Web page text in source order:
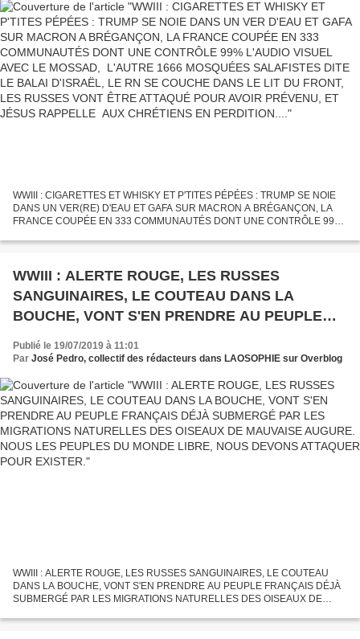
SALAFISTES DITE LE BALAI D'ISRAËL, LE RN
SE COUCHE DANS LE LIT DU FRONT, LES
RUSSES VONT ÊTRE ATTAQUÉ POUR AVOIR
PRÉVENU, ET JÉSUS RAPPELLE AUX
CHRÉTIENS EN PERDITION....
WWIII : CIGARETTES ET WHISKY ET P'TITES PÉPÉES : TRUMP SE NOIE
DANS UN VER(RE) D'EAU ET GAFA SUR MACRON A BRÉGANÇON, LA
FRANCE COUPÉE EN 333 COMMUNAUTÉS DONT UNE CONTRÔLE 99%
SALAFISTES DITE LE BALAI...
WWIII : ALERTE ROUGE, LES RUSSES
SANGUINAIRES, LE COUTEAU DANS LA
BOUCHE, VONT S'EN PRENDRE AU PEUPLE
MIGRATIONS NATURELLES DES OISEAUX DE
MONDE LIBRE, NOUS DEVONS ATTAQUER
POUR EXISTER.
Publié le 19/07/2019 à 11:01
Par José Pedro, collectif des rédacteurs dans LAOSOPHIE sur Overblog
WWIII : ALERTE ROUGE, LES RUSSES SANGUINAIRES, LE COUTEAU
DANS LA BOUCHE, VONT S'EN PRENDRE AU PEUPLE FRANÇAIS DÉJÀ
SUBMERGÉ PAR LES MIGRATIONS NATURELLES DES OISEAUX DE
DEVONS ATTAQUER POUR EXISTER....